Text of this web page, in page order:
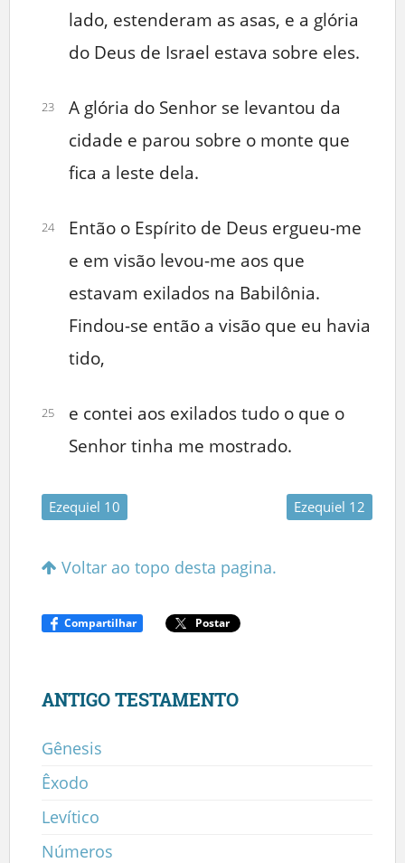
lado, estenderam as asas, e a glória
do Deus de Israel estava sobre eles.
23
A glória do Senhor se levantou da
cidade e parou sobre o monte que
fica a leste dela.
24
Então o Espírito de Deus ergueu-me
e em visão levou-me aos que
estavam exilados na Babilônia.
Findou-se então a visão que eu havia
tido,
25
e contei aos exilados tudo o que o
Senhor tinha me mostrado.
Ezequiel 10 Ezequiel 12
Voltar ao topo desta pagina.
Compartilhar Postar
ANTIGO TESTAMENTO
Gênesis
Êxodo
Levítico
Números